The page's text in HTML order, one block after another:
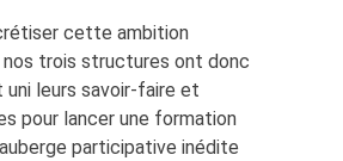
cette ambition
trois structures ont donc
uni leurs savoir-faire et
pour lancer une formation
participative inédite